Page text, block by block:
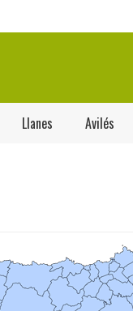
Llanes Avilés